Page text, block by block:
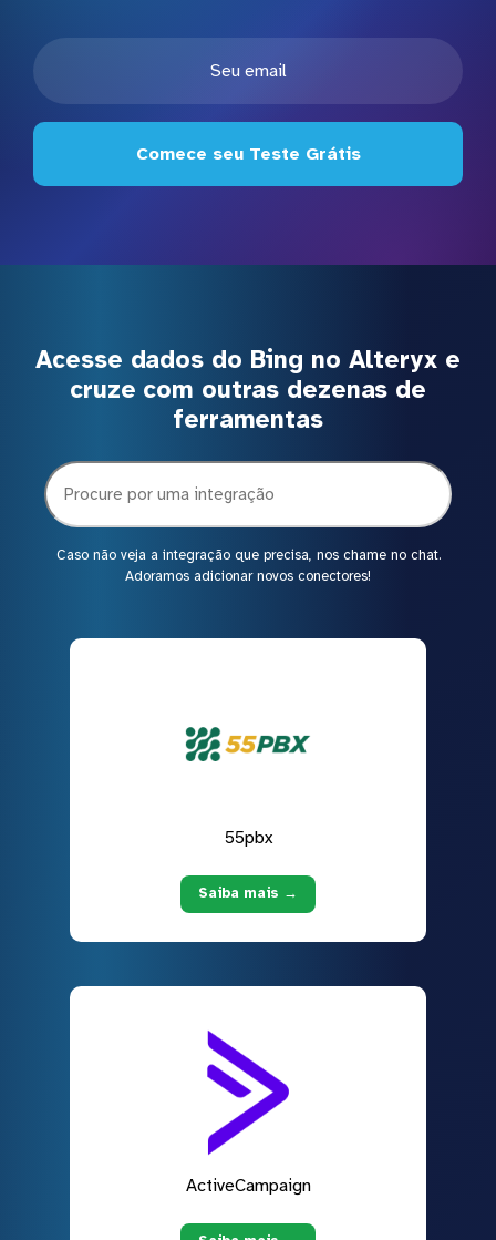
Comece seu Teste Grátis
Acesse dados do Bing no Alteryx e
cruze com outras dezenas de
ferramentas
Caso não veja a integração que precisa, nos chame no chat.
Adoramos adicionar novos conectores!
55pbx
Saiba mais →
ActiveCampaign